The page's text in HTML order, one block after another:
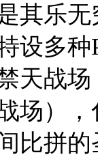
其乐
设多
天战
场）
比拼